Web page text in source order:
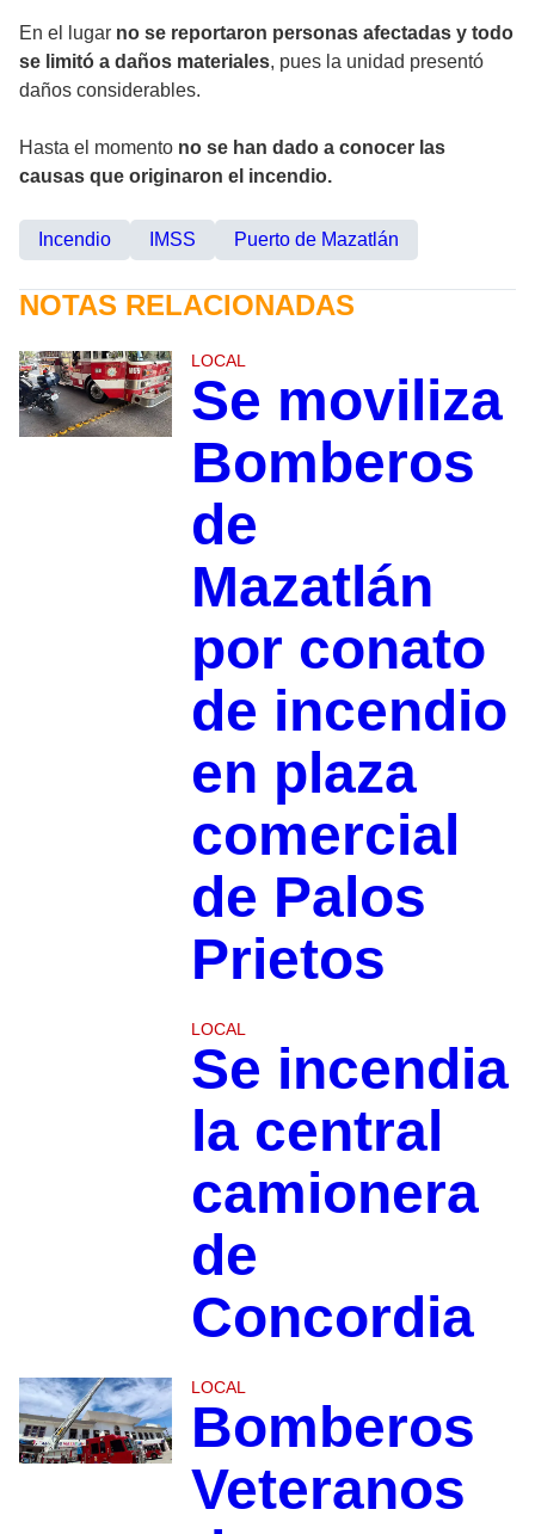
En el lugar no se reportaron personas afectadas y todo
se limitó a daños materiales, pues la unidad presentó
daños considerables.
Hasta el momento no se han dado a conocer las
causas que originaron el incendio.
Incendio IMSS Puerto de Mazatlán
NOTAS RELACIONADAS
LOCAL
Se moviliza
Bomberos
de
Mazatlán
por conato
de incendio
en plaza
comercial
de Palos
Prietos
LOCAL
Se incendia
la central
camionera
de
Concordia
LOCAL
Bomberos
Veteranos